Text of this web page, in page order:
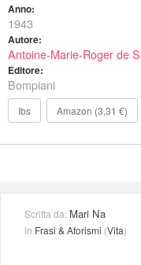
Anno:
1943
Autore:
Antoine-Marie-Roger de
Editore:
Bompiani
Ibs Amazon (3,31 €)
Scritta da: Mari Na
in Frasi & Aforismi (Vita)